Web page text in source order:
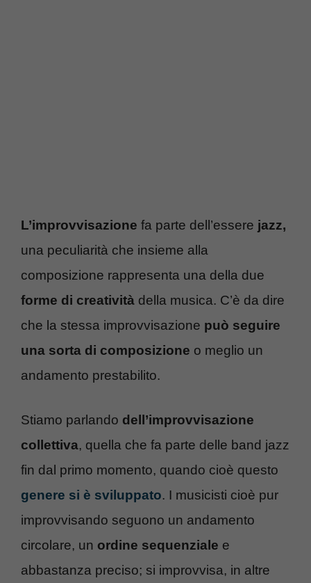
L’improvvisazione fa parte dell’essere jazz,
una peculiarità che insieme alla
composizione rappresenta una della due
forme di creatività della musica. C’è da dire
che la stessa improvvisazione può seguire
una sorta di composizione o meglio un
andamento prestabilito.
Stiamo parlando dell’improvvisazione
collettiva, quella che fa parte delle band jazz
fin dal primo momento, quando cioè questo
genere si è sviluppato. I musicisti cioè pur
improvvisando seguono un andamento
circolare, un ordine sequenziale e
abbastanza preciso; si improvvisa, in altre